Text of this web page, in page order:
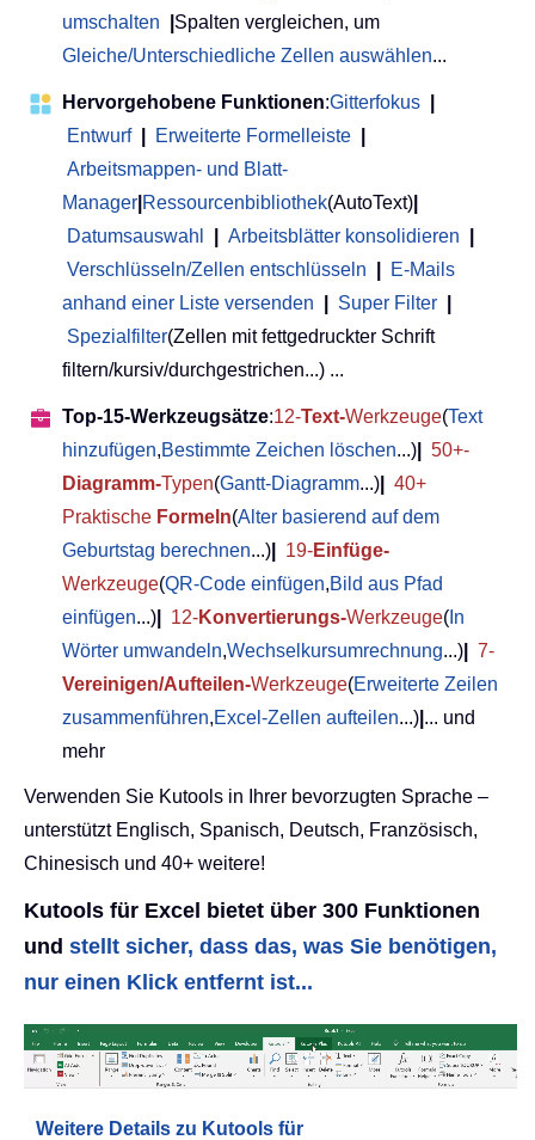
umschalten
Spalten vergleichen, um
Gleiche/Unterschiedliche Zellen auswählen...
Hervorgehobene Funktionen:Gitterfokus
Entwurf
Erweiterte Formelleiste
Arbeitsmappen- und Blatt-
Manager Ressourcenbibliothek(AutoText)
Datumsauswahl
Arbeitsblätter konsolidieren
Verschlüsseln/Zellen entschlüsseln
E-Mails
anhand einer Liste versenden
Super Filter
Spezialfilter(Zellen mit fettgedruckter Schrift
filtern/kursiv/durchgestrichen...) ...
Top-15-Werkzeugsätze:12-Text-Werkzeuge(Text
hinzufügen,Bestimmte Zeichen löschen...)
50+-
Diagramm-Typen(Gantt-Diagramm...)
40+
Praktische Formeln(Alter basierend auf dem
Geburtstag berechnen...) 19-Einfüge-
Werkzeuge(QR-Code einfügen,Bild aus Pfad
einfügen...) 12-Konvertierungs-Werkzeuge( In
Wörter umwandeln,Wechselkursumrechnung...)
7-
Vereinigen/Aufteilen-Werkzeuge(Erweiterte Zeilen
zusammenführen,Excel-Zellen aufteilen...) ... und
mehr
Verwenden Sie Kutools in Ihrer bevorzugten Sprache –
unterstützt Englisch, Spanisch, Deutsch, Französisch,
Chinesisch und 40+ weitere!
Kutools für Excel bietet über 300 Funktionen
und stellt sicher, dass das, was Sie benötigen,
nur einen Klick entfernt ist...
Weitere Details zu Kutools für